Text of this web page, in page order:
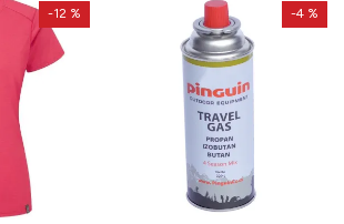
-12 % -4 %